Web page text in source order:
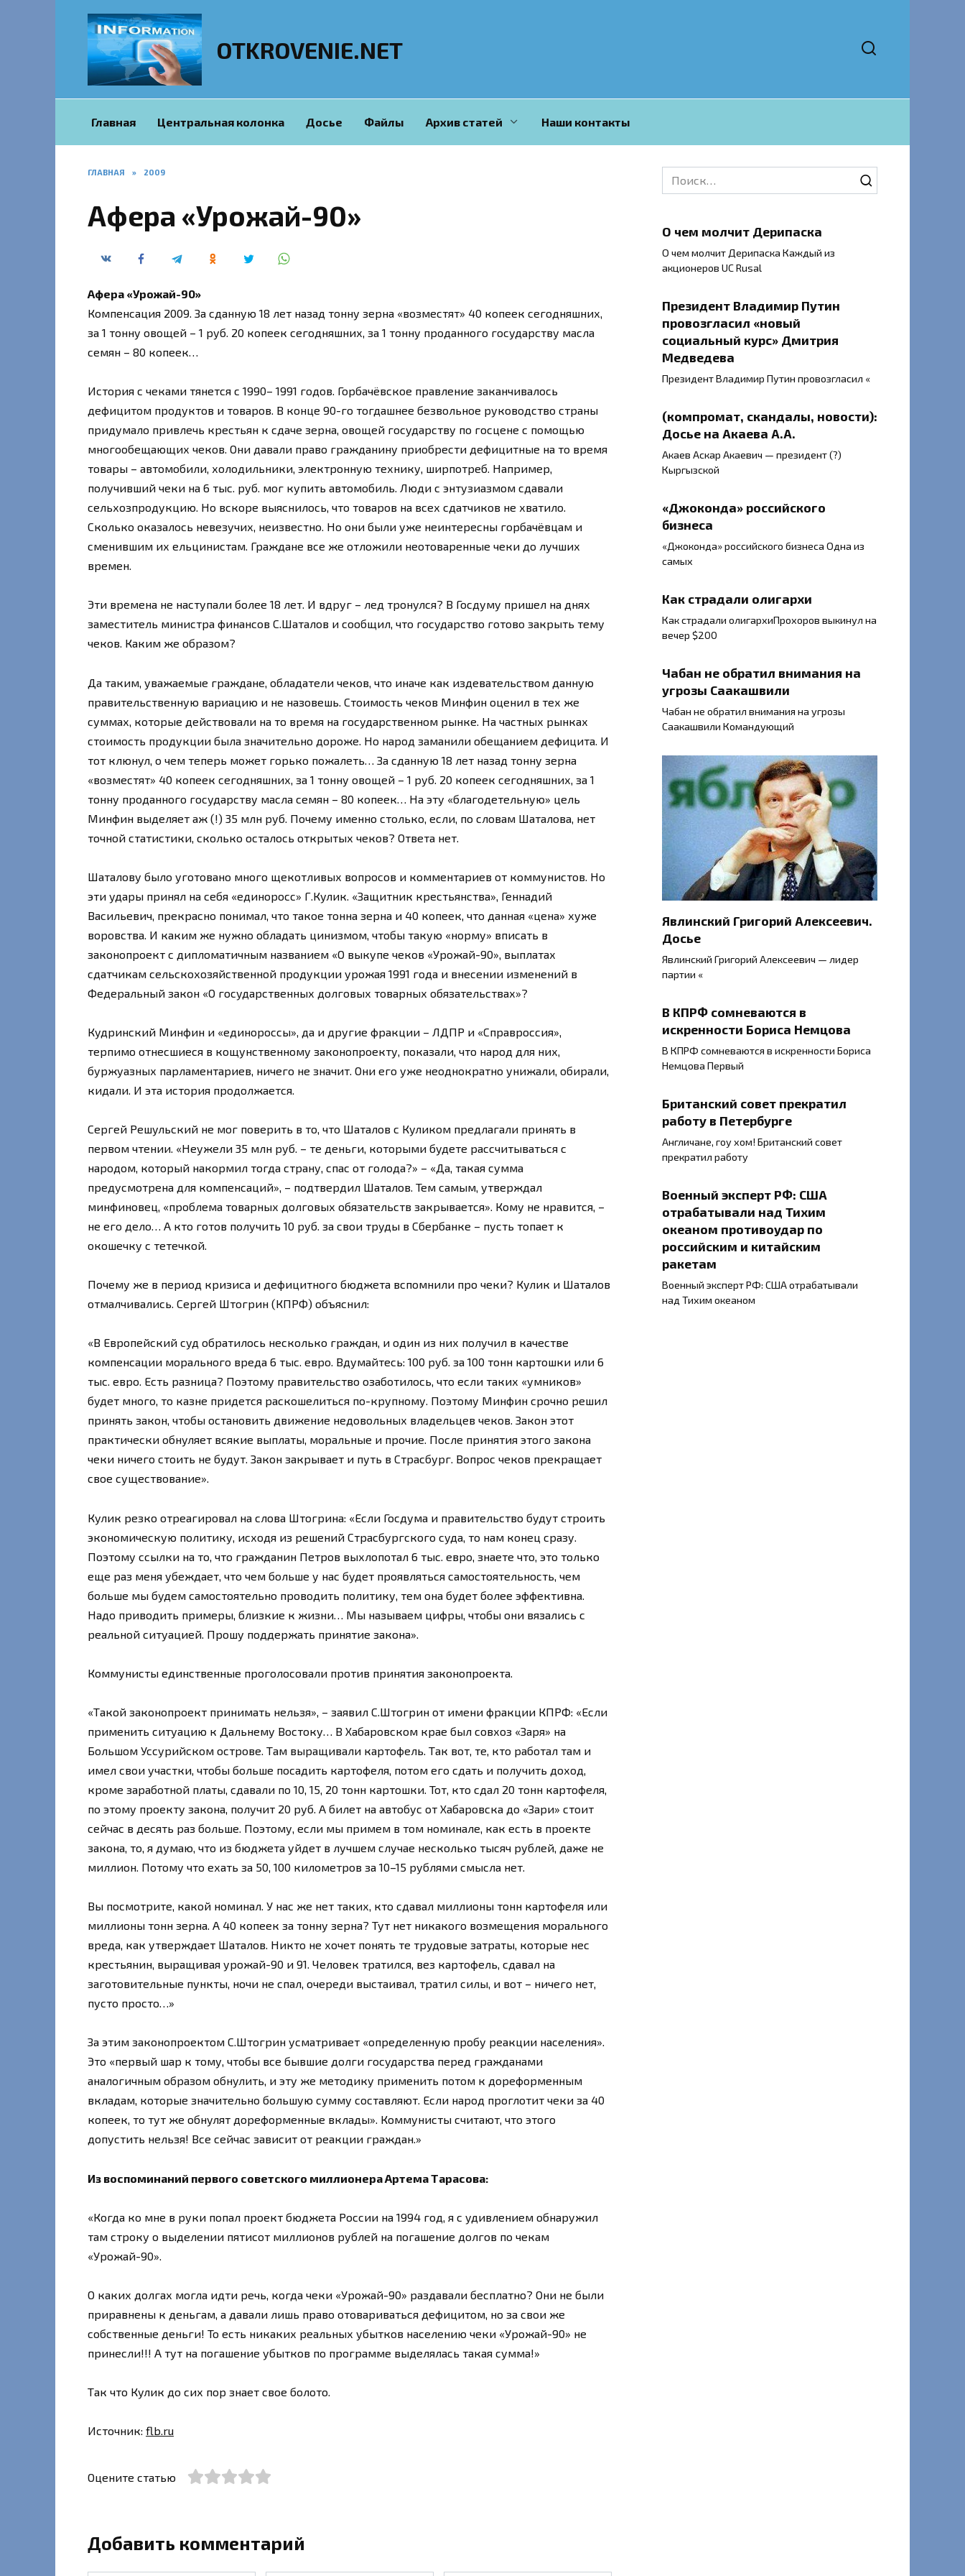
OTKROVENIE.NET
Главная Центральная колонка Досье Файлы Архив статей Наши контакты
ГЛАВНАЯ » 2009
Афера «Урожай-90»
Афера «Урожай-90»
Компенсация 2009. За сданную 18 лет назад тонну зерна «возместят» 40 копеек сегодняшних,
за 1 тонну овощей – 1 руб. 20 копеек сегодняшних, за 1 тонну проданного государству масла
семян – 80 копеек…
История с чеками тянется с 1990– 1991 годов. Горбачёвское правление заканчивалось
дефицитом продуктов и товаров. В конце 90-го тогдашнее безвольное руководство страны
придумало привлечь крестьян к сдаче зерна, овощей государству по госцене с помощью
многообещающих чеков. Они давали право гражданину приобрести дефицитные на то время
товары – автомобили, холодильники, электронную технику, ширпотреб. Например,
получивший чеки на 6 тыс. руб. мог купить автомобиль. Люди с энтузиазмом сдавали
сельхозпродукцию. Но вскоре выяснилось, что товаров на всех сдатчиков не хватило.
Сколько оказалось невезучих, неизвестно. Но они были уже неинтересны горбачёвцам и
сменившим их ельцинистам. Граждане все же отложили неотоваренные чеки до лучших
времен.
Эти времена не наступали более 18 лет. И вдруг – лед тронулся? В Госдуму пришел на днях
заместитель министра финансов С.Шаталов и сообщил, что государство готово закрыть тему
чеков. Каким же образом?
Да таким, уважаемые граждане, обладатели чеков, что иначе как издевательством данную
правительственную вариацию и не назовешь. Стоимость чеков Минфин оценил в тех же
суммах, которые действовали на то время на государственном рынке. На частных рынках
стоимость продукции была значительно дороже. Но народ заманили обещанием дефицита. И
тот клюнул, о чем теперь может горько пожалеть… За сданную 18 лет назад тонну зерна
«возместят» 40 копеек сегодняшних, за 1 тонну овощей – 1 руб. 20 копеек сегодняшних, за 1
тонну проданного государству масла семян – 80 копеек… На эту «благодетельную» цель
Минфин выделяет аж (!) 35 млн руб. Почему именно столько, если, по словам Шаталова, нет
точной статистики, сколько осталось открытых чеков? Ответа нет.
Шаталову было уготовано много щекотливых вопросов и комментариев от коммунистов. Но
эти удары принял на себя «единоросс» Г.Кулик. «Защитник крестьянства», Геннадий
Васильевич, прекрасно понимал, что такое тонна зерна и 40 копеек, что данная «цена» хуже
воровства. И каким же нужно обладать цинизмом, чтобы такую «норму» вписать в
законопроект с дипломатичным названием «О выкупе чеков «Урожай-90», выплатах
сдатчикам сельскохозяйственной продукции урожая 1991 года и внесении изменений в
Федеральный закон «О государственных долговых товарных обязательствах»?
Кудринский Минфин и «единороссы», да и другие фракции – ЛДПР и «Справроссия»,
терпимо отнесшиеся в кощунственному законопроекту, показали, что народ для них,
буржуазных парламентариев, ничего не значит. Они его уже неоднократно унижали, обирали,
кидали. И эта история продолжается.
Сергей Решульский не мог поверить в то, что Шаталов с Куликом предлагали принять в
первом чтении. «Неужели 35 млн руб. – те деньги, которыми будете рассчитываться с
народом, который накормил тогда страну, спас от голода?» – «Да, такая сумма
предусмотрена для компенсаций», – подтвердил Шаталов. Тем самым, утверждал
минфиновец, «проблема товарных долговых обязательств закрывается». Кому не нравится, –
не его дело… А кто готов получить 10 руб. за свои труды в Сбербанке – пусть топает к
окошечку с тетечкой.
Почему же в период кризиса и дефицитного бюджета вспомнили про чеки? Кулик и Шаталов
отмалчивались. Сергей Штогрин (КПРФ) объяснил:
«В Европейский суд обратилось несколько граждан, и один из них получил в качестве
компенсации морального вреда 6 тыс. евро. Вдумайтесь: 100 руб. за 100 тонн картошки или 6
тыс. евро. Есть разница? Поэтому правительство озаботилось, что если таких «умников»
будет много, то казне придется раскошелиться по-крупному. Поэтому Минфин срочно решил
принять закон, чтобы остановить движение недовольных владельцев чеков. Закон этот
практически обнуляет всякие выплаты, моральные и прочие. После принятия этого закона
чеки ничего стоить не будут. Закон закрывает и путь в Страсбург. Вопрос чеков прекращает
свое существование».
Кулик резко отреагировал на слова Штогрина: «Если Госдума и правительство будут строить
экономическую политику, исходя из решений Страсбургского суда, то нам конец сразу.
Поэтому ссылки на то, что гражданин Петров выхлопотал 6 тыс. евро, знаете что, это только
еще раз меня убеждает, что чем больше у нас будет проявляться самостоятельность, чем
больше мы будем самостоятельно проводить политику, тем она будет более эффективна.
Надо приводить примеры, близкие к жизни… Мы называем цифры, чтобы они вязались с
реальной ситуацией. Прошу поддержать принятие закона».
Коммунисты единственные проголосовали против принятия законопроекта.
«Такой законопроект принимать нельзя», – заявил С.Штогрин от имени фракции КПРФ: «Если
применить ситуацию к Дальнему Востоку… В Хабаровском крае был совхоз «Заря» на
Большом Уссурийском острове. Там выращивали картофель. Так вот, те, кто работал там и
имел свои участки, чтобы больше посадить картофеля, потом его сдать и получить доход,
кроме заработной платы, сдавали по 10, 15, 20 тонн картошки. Тот, кто сдал 20 тонн картофеля,
по этому проекту закона, получит 20 руб. А билет на автобус от Хабаровска до «Зари» стоит
сейчас в десять раз больше. Поэтому, если мы примем в том номинале, как есть в проекте
закона, то, я думаю, что из бюджета уйдет в лучшем случае несколько тысяч рублей, даже не
миллион. Потому что ехать за 50, 100 километров за 10–15 рублями смысла нет.
Вы посмотрите, какой номинал. У нас же нет таких, кто сдавал миллионы тонн картофеля или
миллионы тонн зерна. А 40 копеек за тонну зерна? Тут нет никакого возмещения морального
вреда, как утверждает Шаталов. Никто не хочет понять те трудовые затраты, которые нес
крестьянин, выращивая урожай-90 и 91. Человек тратился, вез картофель, сдавал на
заготовительные пункты, ночи не спал, очереди выстаивал, тратил силы, и вот – ничего нет,
пусто просто…»
За этим законопроектом С.Штогрин усматривает «определенную пробу реакции населения».
Это «первый шар к тому, чтобы все бывшие долги государства перед гражданами
аналогичным образом обнулить, и эту же методику применить потом к дореформенным
вкладам, которые значительно большую сумму составляют. Если народ проглотит чеки за 40
копеек, то тут же обнулят дореформенные вклады». Коммунисты считают, что этого
допустить нельзя! Все сейчас зависит от реакции граждан.»
Из воспоминаний первого советского миллионера Артема Тарасова:
«Когда ко мне в руки попал проект бюджета России на 1994 год, я с удивлением обнаружил
там строку о выделении пятисот миллионов рублей на погашение долгов по чекам
«Урожай-90».
О каких долгах могла идти речь, когда чеки «Урожай-90» раздавали бесплатно? Они не были
приравнены к деньгам, а давали лишь право отовариваться дефицитом, но за свои же
собственные деньги! То есть никаких реальных убытков населению чеки «Урожай-90» не
принесли!!! А тут на погашение убытков по программе выделялась такая сумма!»
Так что Кулик до сих пор знает свое болото.
Источник: flb.ru
Оцените статью
Добавить комментарий
Search
for:
О чем молчит Дерипаска
О чем молчит Дерипаска Каждый из
акционеров UC Rusal
Президент Владимир Путин
провозгласил «новый
социальный курс» Дмитрия
Медведева
Президент Владимир Путин провозгласил «
(компромат, скандалы, новости):
Досье на Акаева А.А.
Акаев Аскар Акаевич — президент (?)
Кыргызской
«Джоконда» российского
бизнеса
«Джоконда» российского бизнеса Одна из
самых
Как страдали олигархи
Как страдали олигархиПрохоров выкинул на
вечер $200
Чабан не обратил внимания на
угрозы Саакашвили
Чабан не обратил внимания на угрозы
Саакашвили Командующий
Явлинский Григорий Алексеевич.
Досье
Явлинский Григорий Алексеевич — лидер
партии «
В КПРФ сомневаются в
искренности Бориса Немцова
В КПРФ сомневаются в искренности Бориса
Немцова Первый
Британский совет прекратил
работу в Петербурге
Англичане, гоу хом! Британский совет
прекратил работу
Военный эксперт РФ: США
отрабатывали над Тихим
океаном противоудар по
российским и китайским
ракетам
Военный эксперт РФ: США отрабатывали
над Тихим океаном